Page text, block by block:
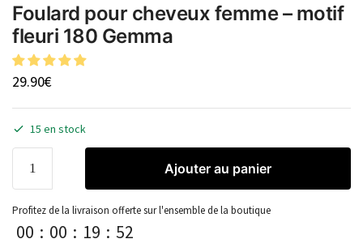
Foulard pour cheveux femme – motif
fleuri 180 Gemma
29.90€
15 en stock
Ajouter au panier
Profitez de la livraison offerte sur l'ensemble de la boutique
00 : 00 : 19 : 52